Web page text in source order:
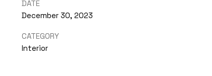
DATE
December 30, 2023
CATEGORY
Interior